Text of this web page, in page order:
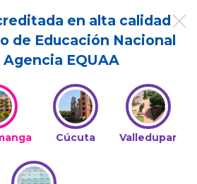
en alta calidad
de Educación Nacional
Agencia EQUAA
Cúcuta Valledupar